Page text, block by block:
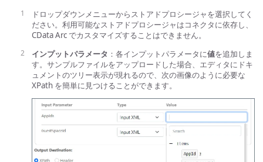
ドロップダウンメニューからストアドプロシージャを選択してく
ださい。利用可能なストアドプロシージャはコネクタに依存し、
CData Arc でカスタマイズすることはできません。
インプットパラメータ ：各インプットパラメータに値を追加しま
す。サンプルファイルをアップロードした場合、エディタにドキ
ュメントのツリー表示が現れるので、次の画像のように必要な
XPath を簡単に見つけることができます。